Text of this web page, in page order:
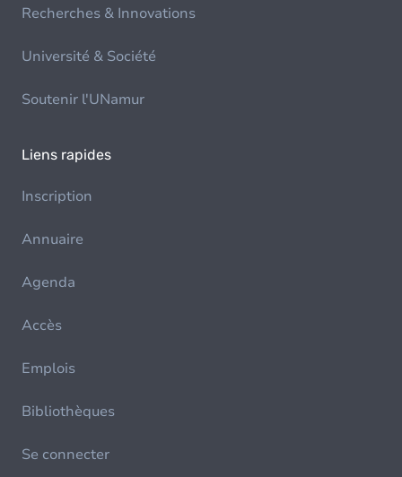
Recherches & Innovations
Université & Société
Soutenir l'UNamur
Liens rapides
Inscription
Annuaire
Agenda
Accès
Emplois
Bibliothèques
Se connecter